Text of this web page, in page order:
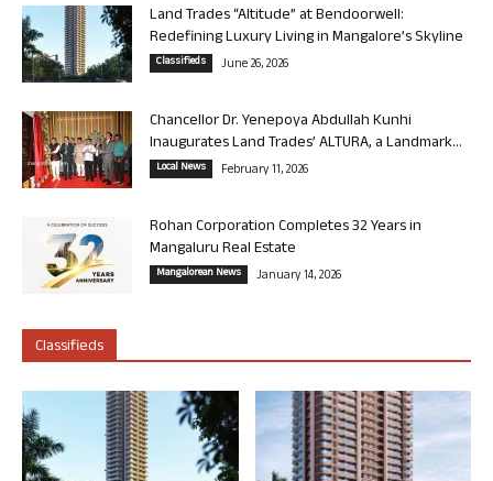
Land Trades “Altitude” at Bendoorwell:
Redefining Luxury Living in Mangalore’s Skyline
Classifieds June 26, 2026
Chancellor Dr. Yenepoya Abdullah Kunhi
Inaugurates Land Trades’ ALTURA, a Landmark...
Local News February 11, 2026
Rohan Corporation Completes 32 Years in
Mangaluru Real Estate
Mangalorean News January 14, 2026
Classifieds